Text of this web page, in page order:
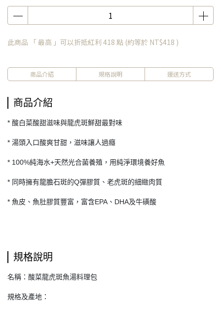
此商品 「 最高 」可以折抵紅利 418 點 (約等於 NT$418 )
商品介紹 規格說明 運送方式
商品介紹
* 酸白菜酸甜滋味與龍虎斑鮮甜最對味
* 湯頭入口酸爽甘甜，滋味讓人過癮
* 100%純海水+天然光合菌養殖，用純淨環境養好魚
* 同時擁有龍膽石斑的Q彈膠質、老虎斑的細緻肉質
* 魚皮、魚肚膠質豐富，富含EPA、DHA及牛磺酸
規格說明
名稱：酸菜龍虎斑魚湯料理包
規格及產地：